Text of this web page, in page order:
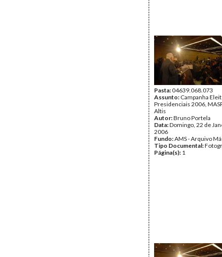
Pasta:04639.068.073
Assunto: Campanha
Presidenciais 2006,
Altis
Autor:Bruno Portela
Data:Domingo, 22 de
2006
Fundo:AMS - Arquivo
Tipo Documental:
Página(s): 1